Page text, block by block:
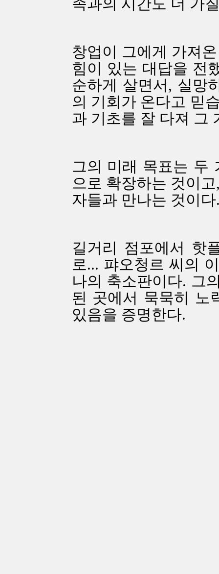
족과의 시간도 더 가
창업이 그에게 가져
힘이 있는 대답을 전
순하게 살면서, 실망
의 기회가 온다고 믿
과 기초를 잘 다져 그
그의 미래 목표는 두
으로 확장하는 것이
자들과 만나는 것이다
길거리 점포에서 핫
로... 퍄오청르 씨의
나의 축소판이다. 그
된 곳에서 묵묵히 노
있음을 증명한다.